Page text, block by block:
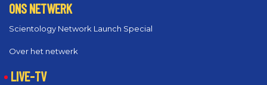
ONS NETWERK
Scientology Network Launch Special
Over het netwerk
LIVE-TV